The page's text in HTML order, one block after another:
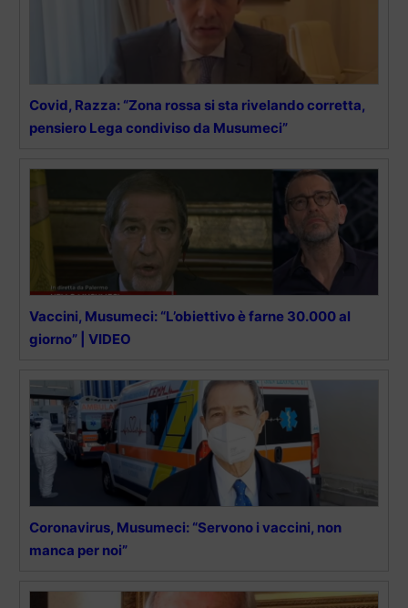
Covid, Razza: “Zona rossa si sta rivelando corretta,
pensiero Lega condiviso da Musumeci”
Vaccini, Musumeci: “L’obiettivo è farne 30.000 al
giorno” | VIDEO
Coronavirus, Musumeci: “Servono i vaccini, non
manca per noi”